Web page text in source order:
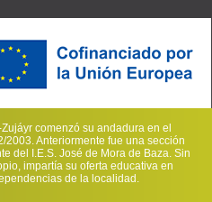
Zujáyr comenzó su andadura en el
2003. Anteriormente fue una sección
del I.E.S. José de Mora de Baza. Sin
impartía su oferta educativa en
de la localidad.